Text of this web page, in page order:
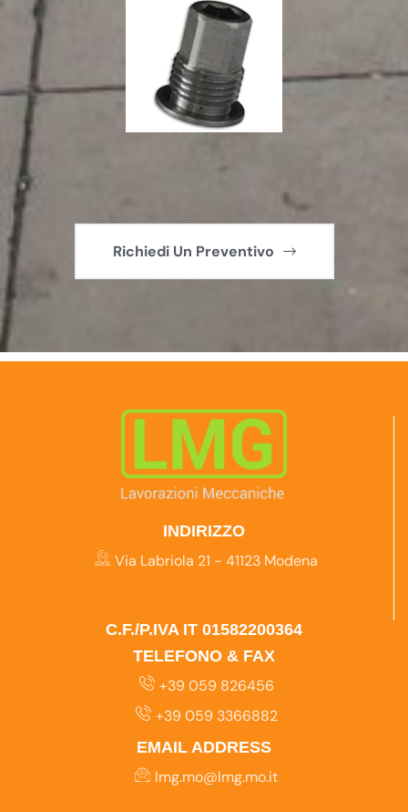
Richiedi Un Preventivo
INDIRIZZO
Via Labriola 21 - 41123 Modena
C.F./P.IVA IT 01582200364
TELEFONO & FAX
+39 059 826456
+39 059 3366882
EMAIL ADDRESS
lmg.mo@lmg.mo.it